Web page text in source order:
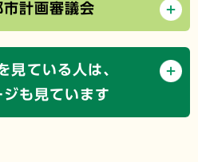
市計画審議会
見ている人は、
ジも見ています